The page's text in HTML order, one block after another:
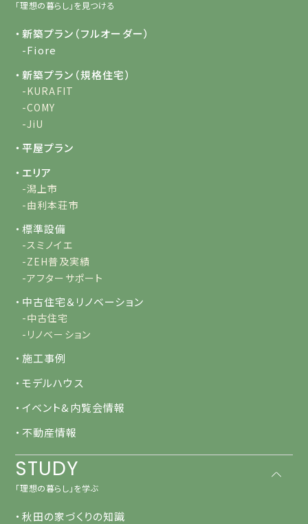
「理想の暮らし」を見つける
・新築プラン（フルオーダー）
-Fiore
・新築プラン（規格住宅）
-KURAFIT
-COMY
-JiU
・平屋プラン
・エリア
-潟上市
-由利本荘市
・標準設備
-スミノイエ
-ZEH普及実績
-アフターサポート
・中古住宅＆リノベーション
-中古住宅
-リノベーション
・施工事例
・モデルハウス
・イベント&内覧会情報
・不動産情報
STUDY
「理想の暮らし」を学ぶ
・秋田の家づくりの知識